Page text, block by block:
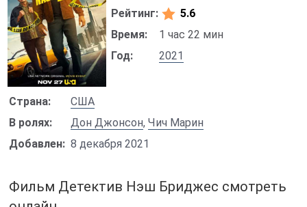
Рейтинг:
5.6
Время:
1 час 22 мин
Год:
2021
Страна:
США
В ролях:
Дон Джонсон,Чич Марин
Добавлен: 8 декабря 2021
Фильм Детектив Нэш Бриджес смотреть